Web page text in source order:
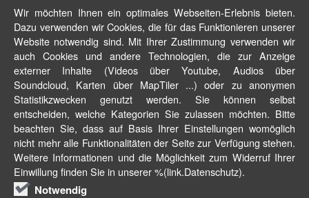
Wir möchten Ihnen ein optimales Webseiten-Erlebnis bieten.
Dazu verwenden wir Cookies, die für das Funktionieren unserer
Website notwendig sind. Mit Ihrer Zustimmung verwenden wir
auch Cookies und andere Technologien, die zur Anzeige
externer Inhalte (Videos über Youtube, Audios über
Soundcloud, Karten über MapTiler ...) oder zu anonymen
Statistikzwecken genutzt werden. Sie können selbst
entscheiden, welche Kategorien Sie zulassen möchten. Bitte
beachten Sie, dass auf Basis Ihrer Einstellungen womöglich
nicht mehr alle Funktionalitäten der Seite zur Verfügung stehen.
Weitere Informationen und die Möglichkeit zum Widerruf Ihrer
Einwillung finden Sie in unserer %(link.Datenschutz).
Notwendig